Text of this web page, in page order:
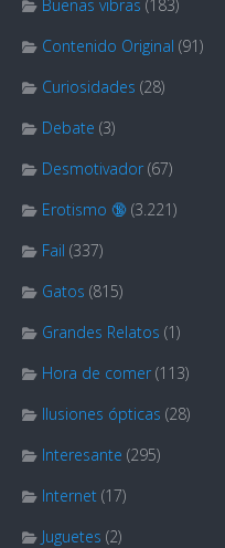
Buenas vibras (183)
Contenido Original (91)
Curiosidades (28)
Debate (3)
Desmotivador (67)
Erotismo 🔞 (3.221)
Fail (337)
Gatos (815)
Grandes Relatos (1)
Hora de comer (113)
Ilusiones ópticas (28)
Interesante (295)
Internet (17)
Juguetes (2)